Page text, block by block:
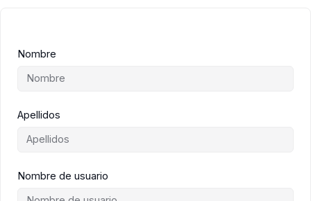
Nombre
Apellidos
Nombre de usuario